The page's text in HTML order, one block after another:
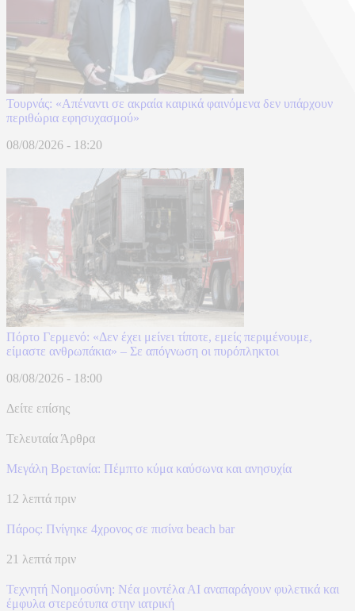
Τουρνάς: «Απέναντι σε ακραία καιρικά φαινόμενα δεν υπάρχουν
περιθώρια εφησυχασμού»
08/08/2026 - 18:20
Πόρτο Γερμενό: «Δεν έχει μείνει τίποτε, εμείς περιμένουμε,
είμαστε ανθρωπάκια» – Σε απόγνωση οι πυρόπληκτοι
08/08/2026 - 18:00
Δείτε επίσης
Τελευταία Άρθρα
Μεγάλη Βρετανία: Πέμπτο κύμα καύσωνα και ανησυχία
12 λεπτά πριν
Πάρος: Πνίγηκε 4χρονος σε πισίνα beach bar
21 λεπτά πριν
Τεχνητή Νοημοσύνη: Νέα μοντέλα ΑΙ αναπαράγουν φυλετικά και
έμφυλα στερεότυπα στην ιατρική